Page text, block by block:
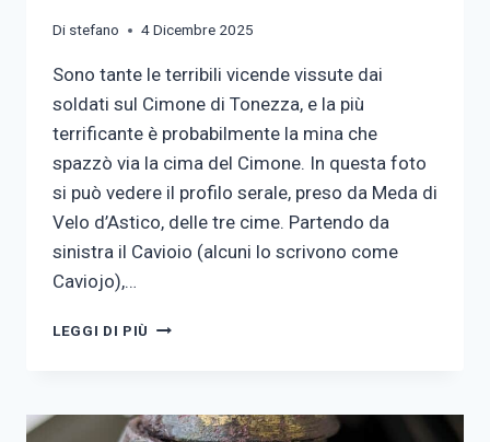
Di stefano 4 Dicembre 2025
Sono tante le terribili vicende vissute dai
soldati sul Cimone di Tonezza, e la più
terrificante è probabilmente la mina che
spazzò via la cima del Cimone. In questa foto
si può vedere il profilo serale, preso da Meda di
Velo d’Astico, delle tre cime. Partendo da
sinistra il Cavioio (alcuni lo scrivono come
Caviojo),…
LEGGI DI PIÙ CAVIOIO,
CIMONE